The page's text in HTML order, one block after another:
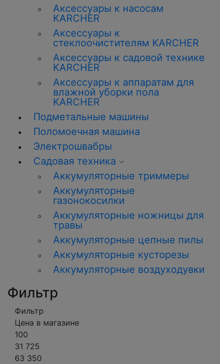
Аксессуары к насосам
KARCHER
Аксессуары к
стеклоочистителям KARCHER
Аксессуары к садовой технике
KARCHER
Аксессуары к аппаратам для
влажной уборки пола
KARCHER
Подметальные машины
Поломоечная машина
Электрошвабры
Садовая техника
Аккумуляторные триммеры
Аккумуляторные
газонокосилки
Аккумуляторные ножницы для
травы
Аккумуляторные цепные пилы
Аккумуляторные кусторезы
Аккумуляторные воздуходувки
Фильтр
Фильтр
Цена в магазине
100
31 725
63 350